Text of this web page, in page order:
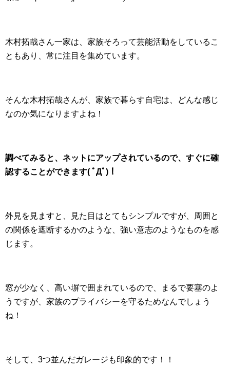
木村拓哉さん一家は、家族そろって芸能活動をしているこ
ともあり、常に注目を集めています。
そんな木村拓哉さんが、 家族で暮らす自宅は、どんな感じ
なのか気になりますよね！
調べてみると、ネットにアップされているので、すぐに確
認することができます( ﾟДﾟ)！
外見を見ますと、見た目はとてもシンプルですが、周囲と
の関係を遮断するかのような、強い意志のようなものを感
じます。
窓が少なく、高い塀で囲まれているので、まるで要塞のよ
うですが、家族のプライバシーを守るためなんでしょう
ね！
そして、3つ並んだガレージも印象的です！！